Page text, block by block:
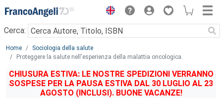
Menu
Cerca:
Main content
Home
Sociologia della salute
Proteggere la salute nell'esperienza della malattia oncologica.
CHIUSURA ESTIVA: LE NOSTRE SPEDIZIONI VERRANNO
SOSPESE PER LA PAUSA ESTIVA DAL 30 LUGLIO AL 23
AGOSTO (INCLUSI). BUONE VACANZE!